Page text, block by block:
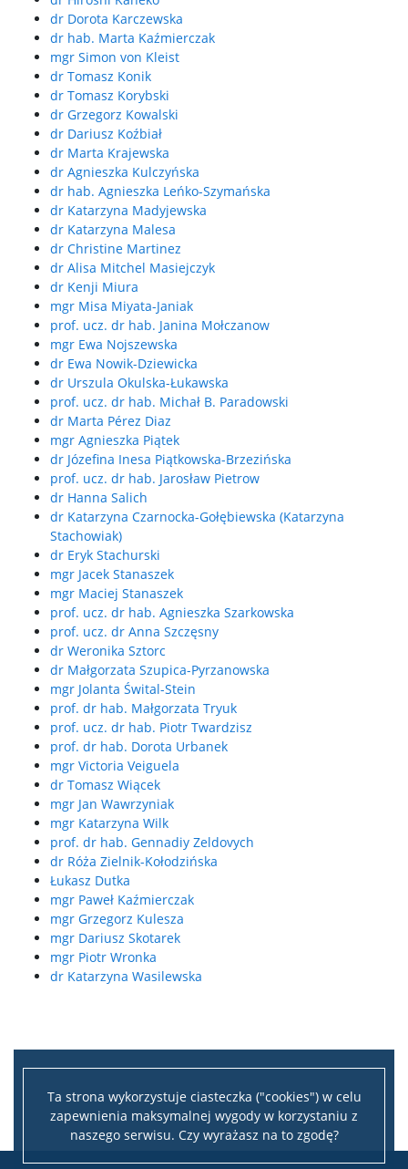
Ta strona wykorzystuje ciasteczka ("cookies") w celu
zapewnienia maksymalnej wygody w korzystaniu z
naszego serwisu. Czy wyrażasz na to zgodę?
dr Dorota Karczewska
dr hab. Marta Kaźmierczak
mgr Simon von Kleist
dr Tomasz Konik
dr Tomasz Korybski
dr Grzegorz Kowalski
dr Dariusz Koźbiał
dr Marta Krajewska
dr Agnieszka Kulczyńska
dr hab. Agnieszka Leńko-Szymańska
dr Katarzyna Madyjewska
dr Katarzyna Malesa
dr Christine Martinez
dr Alisa Mitchel Masiejczyk
dr Kenji Miura
mgr Misa Miyata-Janiak
prof. ucz. dr hab. Janina Mołczanow
mgr Ewa Nojszewska
dr Ewa Nowik-Dziewicka
dr Urszula Okulska-Łukawska
prof. ucz. dr hab. Michał B. Paradowski
dr Marta Pérez Diaz
mgr Agnieszka Piątek
dr Józefina Inesa Piątkowska-Brzezińska
prof. ucz. dr hab. Jarosław Pietrow
dr Hanna Salich
dr Katarzyna Czarnocka-Gołębiewska (Katarzyna
Stachowiak)
dr Eryk Stachurski
mgr Jacek Stanaszek
mgr Maciej Stanaszek
prof. ucz. dr hab. Agnieszka Szarkowska
prof. ucz. dr Anna Szczęsny
dr Weronika Sztorc
dr Małgorzata Szupica-Pyrzanowska
mgr Jolanta Śwital-Stein
prof. dr hab. Małgorzata Tryuk
prof. ucz. dr hab. Piotr Twardzisz
prof. dr hab. Dorota Urbanek
mgr Victoria Veiguela
dr Tomasz Wiącek
mgr Jan Wawrzyniak
mgr Katarzyna Wilk
prof. dr hab. Gennadiy Zeldovych
dr Róża Zielnik-Kołodzińska
Łukasz Dutka
mgr Paweł Kaźmierczak
mgr Grzegorz Kulesza
mgr Dariusz Skotarek
mgr Piotr Wronka
dr Katarzyna Wasilewska
Leaflet|©OpenStreetMapcontributors